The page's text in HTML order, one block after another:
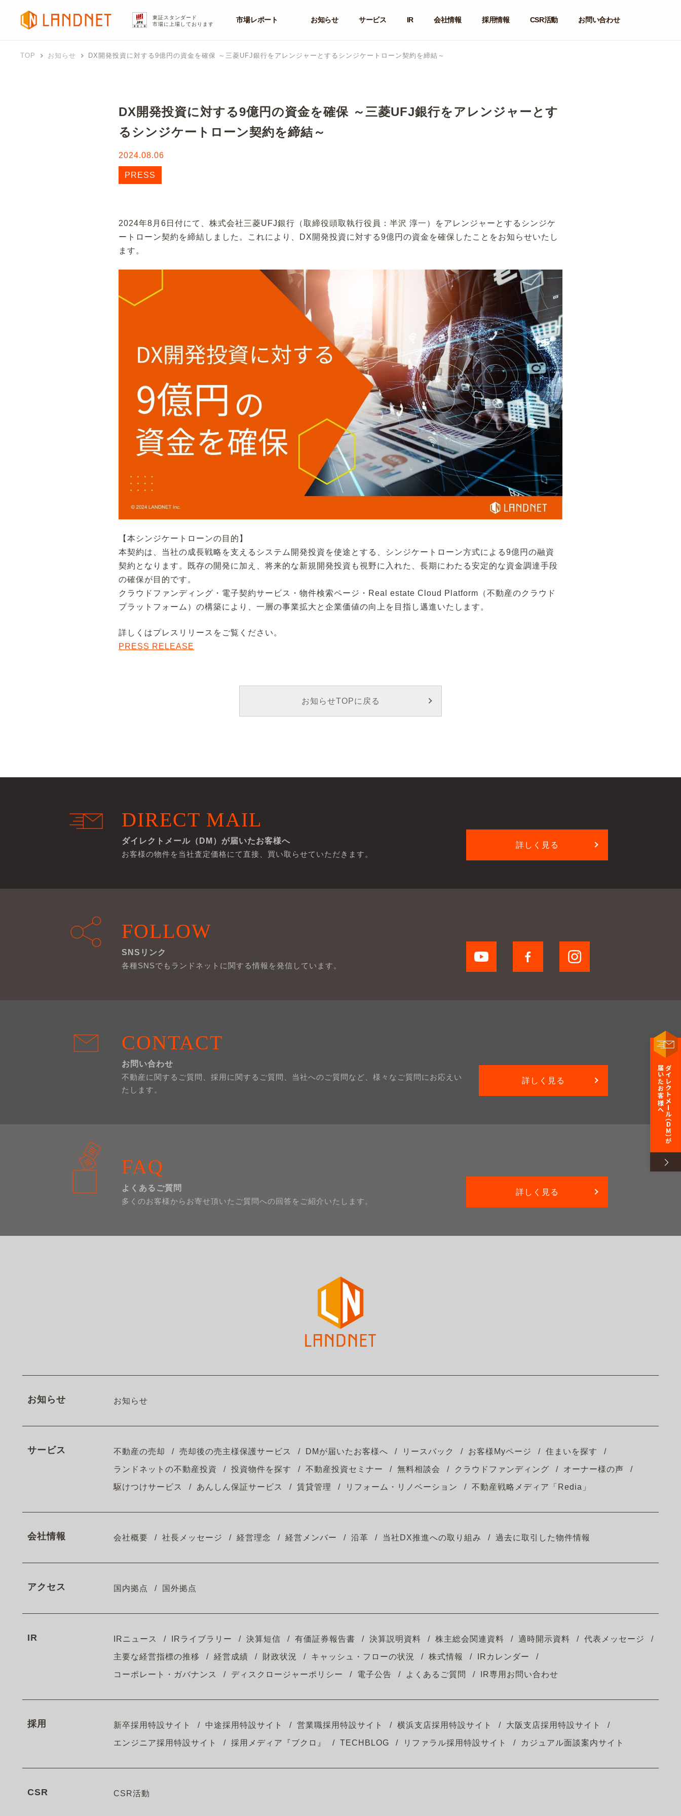
東証スタンダード
市場に上場しております
市場レポート お知らせ サービス IR 会社情報 採用情報 CSR活動 お問い合わせ
TOP お知らせ DX開発投資に対する9億円の資金を確保 ～三菱UFJ銀行をアレンジャーとするシンジケートローン契約を締結～
DX開発投資に対する9億円の資金を確保 ～三菱UFJ銀行をアレンジャーとす
るシンジケートローン契約を締結～
2024.08.06
PRESS
2024年8月6日付にて、株式会社三菱UFJ銀行（取締役頭取執行役員：半沢 淳一）をアレンジャーとするシンジケ
ートローン契約を締結しました。これにより、DX開発投資に対する9億円の資金を確保したことをお知らせいたし
ます。
【本シンジケートローンの目的】
本契約は、当社の成長戦略を支えるシステム開発投資を使途とする、シンジケートローン方式による9億円の融資
契約となります。既存の開発に加え、将来的な新規開発投資も視野に入れた、長期にわたる安定的な資金調達手段
の確保が目的です。
クラウドファンディング・電子契約サービス・物件検索ページ・Real estate Cloud Platform（不動産のクラウド
プラットフォーム）の構築により、一層の事業拡大と企業価値の向上を目指し邁進いたします。
詳しくはプレスリリースをご覧ください。
PRESS RELEASE
お知らせTOPに戻る
DIRECT MAIL
ダイレクトメール（DM）が届いたお客様へ
お客様の物件を当社査定価格にて直接、買い取らせていただきます。
詳しく見る
FOLLOW
SNSリンク
各種SNSでもランドネットに関する情報を発信しています。
CONTACT
お問い合わせ
不動産に関するご質問、採用に関するご質問、当社へのご質問など、様々なご質問にお応えい
たします。
詳しく見る
FAQ
よくあるご質問
多くのお客様からお寄せ頂いたご質問への回答をご紹介いたします。
詳しく見る
お知らせ お知らせ
サービス 不動産の売却 売却後の売主様保護サービス DMが届いたお客様へ リースバック お客様Myページ 住まいを探す
ランドネットの不動産投資 投資物件を探す 不動産投資セミナー 無料相談会 クラウドファンディング オーナー様の声
駆けつけサービス あんしん保証サービス 賃貸管理 リフォーム・リノベーション 不動産戦略メディア「Redia」
会社情報 会社概要 社長メッセージ 経営理念 経営メンバー 沿革 当社DX推進への取り組み 過去に取引した物件情報
アクセス 国内拠点 国外拠点
IR IRニュース IRライブラリー 決算短信 有価証券報告書 決算説明資料 株主総会関連資料 適時開示資料 代表メッセージ
主要な経営指標の推移 経営成績 財政状況 キャッシュ・フローの状況 株式情報 IRカレンダー
コーポレート・ガバナンス ディスクロージャーポリシー 電子公告 よくあるご質問 IR専用お問い合わせ
採用 新卒採用特設サイト 中途採用特設サイト 営業職採用特設サイト 横浜支店採用特設サイト 大阪支店採用特設サイト
エンジニア採用特設サイト 採用メディア『ブクロ』 TECHBLOG リファラル採用特設サイト カジュアル面談案内サイト
CSR CSR活動